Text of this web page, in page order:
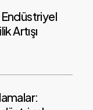
Artışı